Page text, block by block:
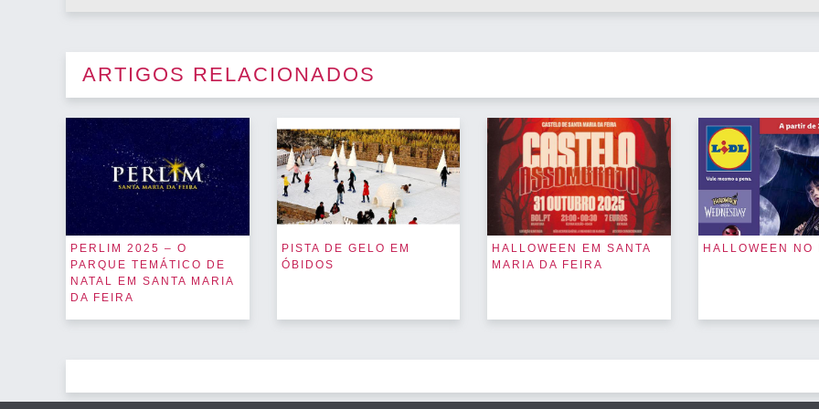
ARTIGOS RELACIONADOS
PERLIM 2025 – O
PARQUE TEMÁTICO DE
NATAL EM SANTA MARIA
DA FEIRA
PISTA DE GELO EM
ÓBIDOS
HALLOWEEN EM SANTA
MARIA DA FEIRA
HALLOWEEN NO